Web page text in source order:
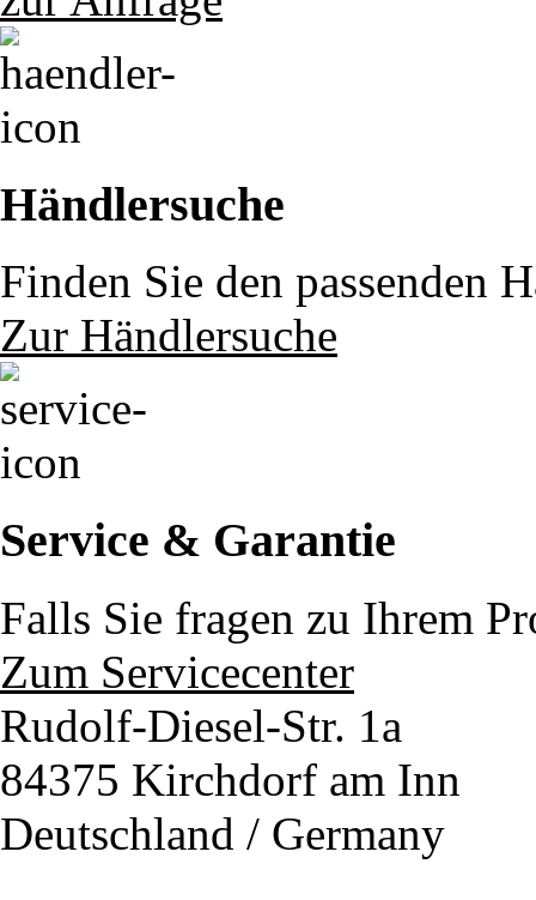
Händlersuche
Finden Sie den passenden
Zur Händlersuche
Service & Garantie
Falls Sie fragen zu Ihrem
Zum Servicecenter
Rudolf-Diesel-Str. 1a
84375 Kirchdorf am Inn
Deutschland / Germany